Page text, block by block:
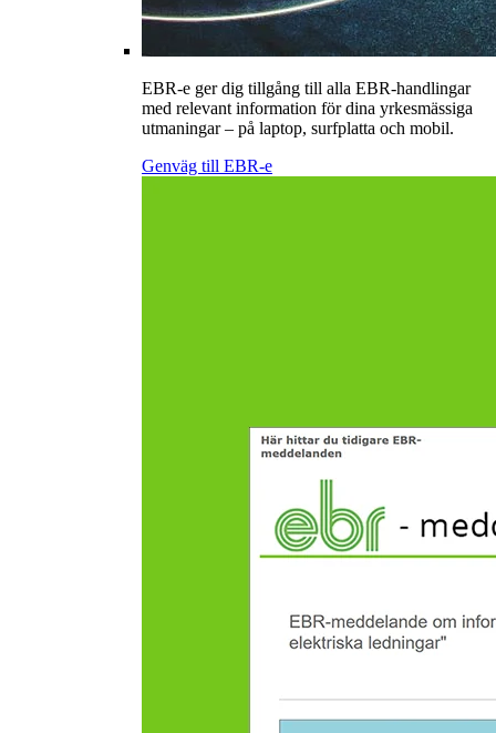
EBR-e ger dig tillgång till alla EBR-handlingar
med relevant information för dina yrkesmässiga
utmaningar – på laptop, surfplatta och mobil.
Genväg till EBR-e